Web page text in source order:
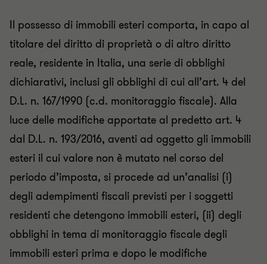
Il possesso di immobili esteri comporta, in capo al
titolare del diritto di proprietà o di altro diritto
reale, residente in Italia, una serie di obblighi
dichiarativi, inclusi gli obblighi di cui all’art. 4 del
D.L. n. 167/1990 (c.d. monitoraggio fiscale). Alla
luce delle modifiche apportate al predetto art. 4
dal D.L. n. 193/2016, aventi ad oggetto gli immobili
esteri il cui valore non è mutato nel corso del
periodo d’imposta, si procede ad un’analisi (i)
degli adempimenti fiscali previsti per i soggetti
residenti che detengono immobili esteri, (ii) degli
obblighi in tema di monitoraggio fiscale degli
immobili esteri prima e dopo le modifiche